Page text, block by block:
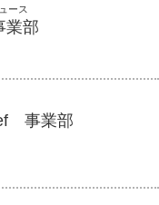
ース
業部
事業部